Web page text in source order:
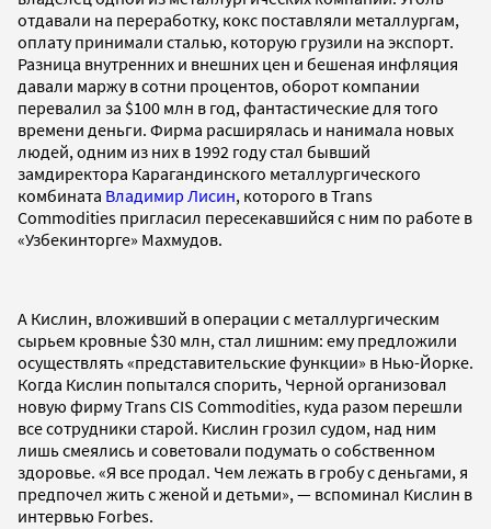
отдавали на переработку, кокс поставляли металлургам,
оплату принимали сталью, которую грузили на экспорт.
Разница внутренних и внешних цен и бешеная инфляция
давали маржу в сотни процентов, оборот компании
перевалил за $100 млн в год, фантастические для того
времени деньги. Фирма расширялась и нанимала новых
людей, одним из них в 1992 году стал бывший
замдиректора Карагандинского металлургического
комбината Владимир Лисин, которого в Trans
Commodities пригласил пересекавшийся с ним по работе в
«Узбекинторге» Махмудов.
А Кислин, вложивший в операции с металлургическим
сырьем кровные $30 млн, стал лишним: ему предложили
осуществлять «представительские функции» в Нью-Йорке.
Когда Кислин попытался спорить, Черной организовал
новую фирму Trans CIS Commodities, куда разом перешли
все сотрудники старой. Кислин грозил судом, над ним
лишь смеялись и советовали подумать о собственном
здоровье. «Я все продал. Чем лежать в гробу с деньгами, я
предпочел жить с женой и детьми», — вспоминал Кислин в
интервью Forbes.